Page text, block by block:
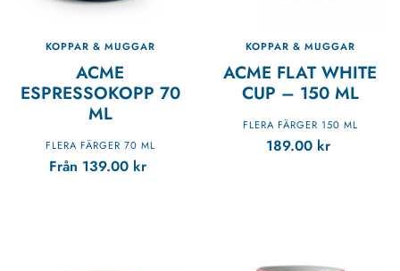
KOPPAR & MUGGAR
ACME
ESPRESSOKOPP 70
ML
FLERA FÄRGER 70 ML
Från 139.00 kr
KOPPAR & MUGGAR
ACME FLAT WHITE
CUP – 150 ML
FLERA FÄRGER 150 ML
189.00 kr